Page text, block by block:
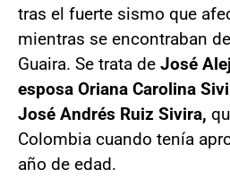
tras el fuerte sismo que
mientras se encontraban
Guaira. Se trata de José
esposa Oriana Carolina
José Andrés Ruiz Sivira,
Colombia cuando tenía
año de edad.